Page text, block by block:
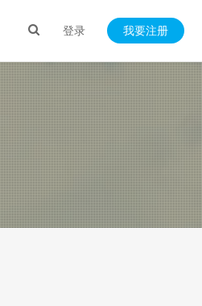
登录 我要注册